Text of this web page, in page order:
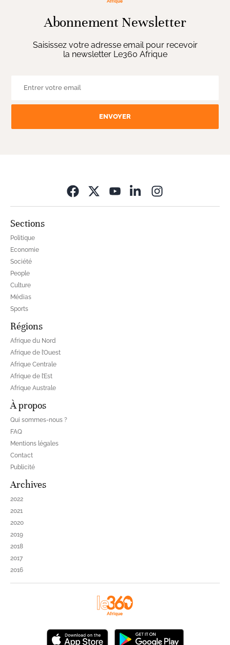
Abonnement Newsletter
Saisissez votre adresse email pour recevoir
la newsletter Le360 Afrique
ENVOYER
Sections
Politique
Economie
Société
People
Culture
Médias
Sports
Régions
Afrique du Nord
Afrique de l’Ouest
Afrique Centrale
Afrique de l’Est
Afrique Australe
À propos
Qui sommes-nous ?
FAQ
Mentions légales
Contact
Publicité
Archives
2022
2021
2020
2019
2018
2017
2016